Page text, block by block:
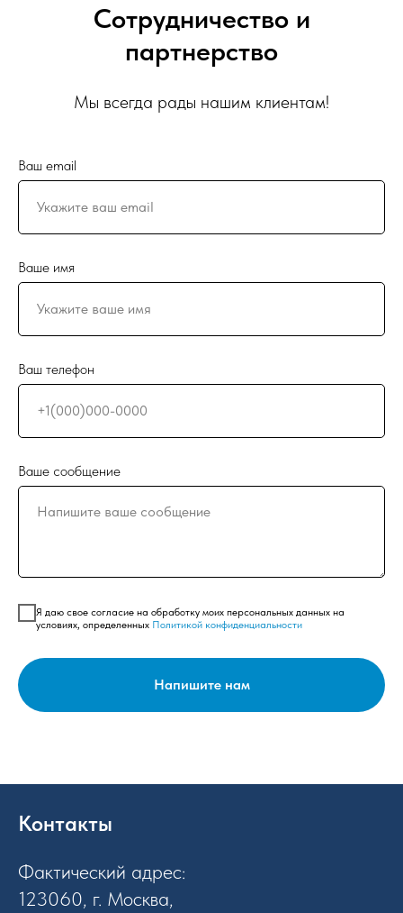
Сотрудничество и
партнерство
Мы всегда рады нашим клиентам!
Ваш email
Ваше имя
Ваш телефон
Ваше сообщение
Я даю свое согласие на обработку моих персональных данных на
условиях, определенных Политикой конфиденциальности
Напишите нам
Контакты
Фактический адрес:
123060, г. Москва,